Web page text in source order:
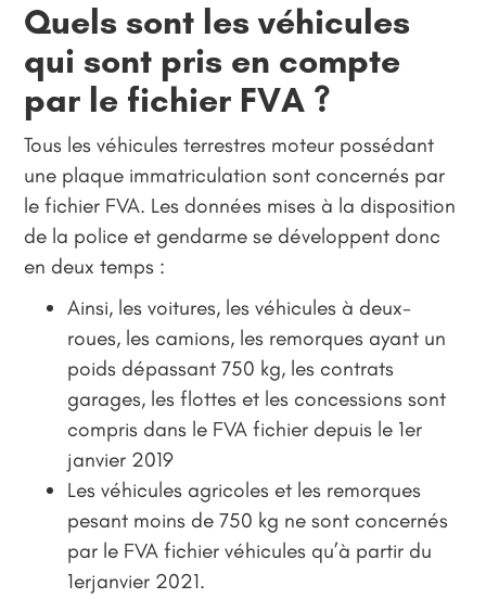
Quels sont les véhicules
qui sont pris en compte
par le fichier FVA ?
Tous les véhicules terrestres moteur possédant
une plaque immatriculation sont concernés par
le fichier FVA. Les données mises à la disposition
de la police et gendarme se développent donc
en deux temps :
Ainsi, les voitures, les véhicules à deux-
roues, les camions, les remorques ayant un
poids dépassant 750 kg, les contrats
garages, les flottes et les concessions sont
compris dans le FVA fichier depuis le 1er
janvier 2019
Les véhicules agricoles et les remorques
pesant moins de 750 kg ne sont concernés
par le FVA fichier véhicules qu’à partir du
1erjanvier 2021.